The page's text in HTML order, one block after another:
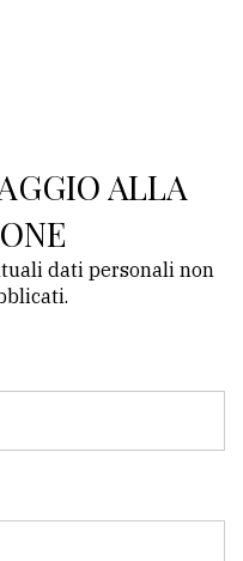
ALLA
dati personali non